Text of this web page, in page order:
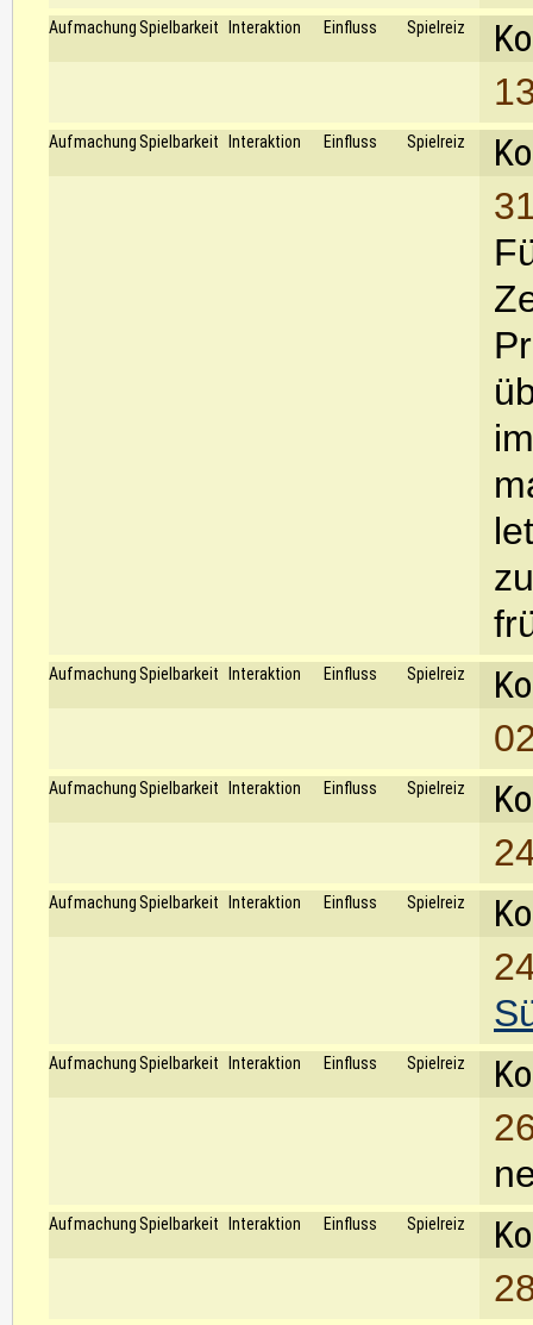
Aufmachung Spielbarkeit Interaktion Einfluss Spielreiz
Aufmachung Spielbarkeit Interaktion Einfluss Spielreiz
Aufmachung Spielbarkeit Interaktion Einfluss Spielreiz
Aufmachung Spielbarkeit Interaktion Einfluss Spielreiz
Aufmachung Spielbarkeit Interaktion Einfluss Spielreiz
Aufmachung Spielbarkeit Interaktion Einfluss Spielreiz
Aufmachung Spielbarkeit Interaktion Einfluss Spielreiz